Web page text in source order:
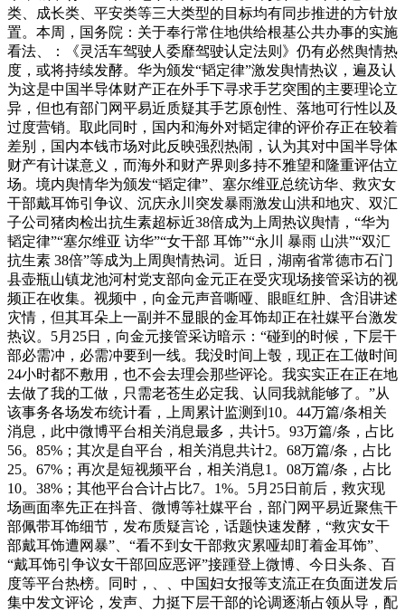
类、成长类、平安类等三大类型的目标均有同步推进的方针放
置。本周，国务院：关于奉行常住地供给根基公共办事的实施
看法、：《灵活车驾驶人委靡驾驶认定法则》仍有必然舆情热
度，或将持续发酵。华为颁发“韬定律”激发舆情热议，遍及认
为这是中国半导体财产正在外手下寻求手艺突围的主要理论立
异，但也有部门网平易近质疑其手艺原创性、落地可行性以及
过度营销。取此同时，国内和海外对韬定律的评价存正在较着
差别，国内本钱市场对此反映强烈热闹，认为其对中国半导体
财产有计谋意义，而海外和财产界则多持不雅望和隆重评估立
场。境内舆情华为颁发“韬定律”、塞尔维亚总统访华、救灾女
干部戴耳饰引争议、沉庆永川突发暴雨激发山洪和地灾、双汇
子公司猪肉检出抗生素超标近38倍成为上周热议舆情，“华为
韬定律”“塞尔维亚 访华”“女干部 耳饰”“永川 暴雨 山洪”“双汇
抗生素 38倍”等成为上周舆情热词。近日，湖南省常德市石门
县壶瓶山镇龙池河村党支部向金元正在受灾现场接管采访的视
频正在收集。视频中，向金元声音嘶哑、眼眶红肿、含泪讲述
灾情，但其耳朵上一副并不显眼的金耳饰却正在社媒平台激发
热议。5月25日，向金元接管采访暗示：“碰到的时候，下层干
部必需冲，必需冲要到一线。我没时间上彀，现正在工做时间
24小时都不敷用，也不会去理会那些评论。我实实正在正在地
去做了我的工做，只需老苍生必定我、认同我就能够了。”从
该事务各场发布统计看，上周累计监测到10。44万篇/条相关
消息，此中微博平台相关消息最多，共计5。93万篇/条，占比
56。85%；其次是自平台，相关消息共计2。68万篇/条，占比
25。67%；再次是短视频平台，相关消息1。08万篇/条，占比
10。38%；其他平台合计占比7。1%。5月25日前后，救灾现
场画面率先正在抖音、微博等社媒平台，部门网平易近聚焦干
部佩带耳饰细节，发布质疑言论，话题快速发酵，“救灾女干
部戴耳饰遭网暴”、“看不到女干部救灾累哑却盯着金耳饰”、
“戴耳饰引争议女干部回应恶评”接踵登上微博、今日头条、百
度等平台热榜。同时，、、中国妇女报等支流正在负面迸发后
集中发文评论，发声、力挺下层干部的论调逐渐占领从导，配